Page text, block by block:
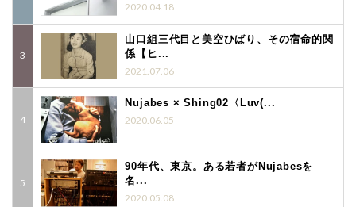
2020.04.18
山口組三代目と美空ひばり、その宿命的関
係【ヒ...
2021.07.06
Nujabes × Shing02〈Luv(...
2020.06.05
90年代、東京。ある若者がNujabesを
名...
2020.05.08